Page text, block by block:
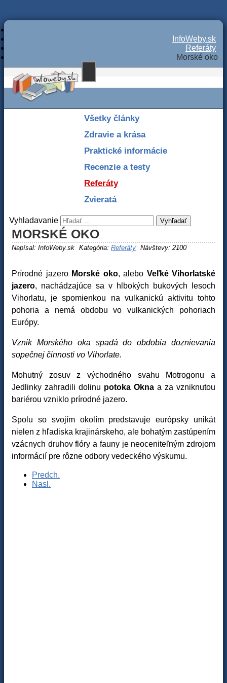
InfoWeby.sk
Referáty
Morské oko
Všetky články
Zdravie a krása
Praktické informácie
Recenzie a testy
Referáty
Zvieratá
Vyhladavanie Vyhľadať
MORSKÉ OKO
Napísal: InfoWeby.sk Kategória: Referáty Návštevy: 2100
Prírodné jazeroMorské oko, alebo Veľké Vihorlatské
jazero, nachádzajúce sa v hlbokých bukových lesoch
Vihorlatu, je spomienkou na vulkanickú aktivitu tohto
pohoria a nemá obdobu vo vulkanických pohoriach
Európy.
Vznik Morského oka spadá do obdobia doznievania
sopečnej činnosti vo Vihorlate.
Mohutný zosuv z východného svahu Motrogonu a
Jedlinky zahradili dolinu potoka Okna a za vzniknutou
bariérou vzniklo prírodné jazero.
Spolu so svojím okolím predstavuje európsky unikát
nielen z hľadiska krajinárskeho, ale bohatým zastúpením
vzácnych druhov flóry a fauny je neoceniteľným zdrojom
informácií pre rôzne odbory vedeckého výskumu.
Predch.
Nasl.